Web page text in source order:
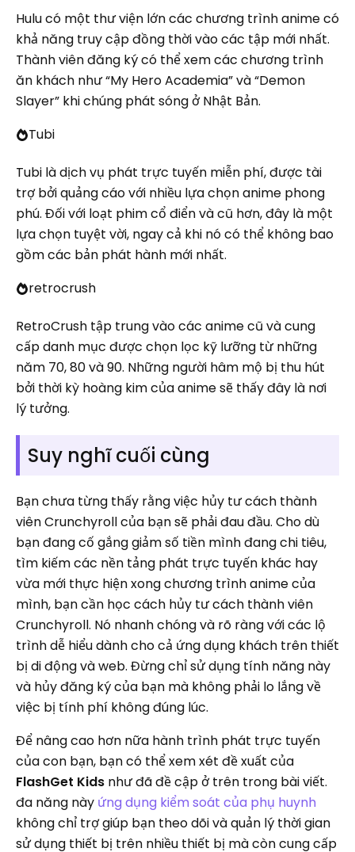
Hulu có một thư viện lớn các chương trình anime có
khả năng truy cập đồng thời vào các tập mới nhất.
Thành viên đăng ký có thể xem các chương trình
ăn khách như “My Hero Academia” và “Demon
Slayer” khi chúng phát sóng ở Nhật Bản.
Tubi
Tubi là dịch vụ phát trực tuyến miễn phí, được tài
trợ bởi quảng cáo với nhiều lựa chọn anime phong
phú. Đối với loạt phim cổ điển và cũ hơn, đây là một
lựa chọn tuyệt vời, ngay cả khi nó có thể không bao
gồm các bản phát hành mới nhất.
retrocrush
RetroCrush tập trung vào các anime cũ và cung
cấp danh mục được chọn lọc kỹ lưỡng từ những
năm 70, 80 và 90. Những người hâm mộ bị thu hút
bởi thời kỳ hoàng kim của anime sẽ thấy đây là nơi
lý tưởng.
Suy nghĩ cuối cùng
Bạn chưa từng thấy rằng việc hủy tư cách thành
viên Crunchyroll của bạn sẽ phải đau đầu. Cho dù
bạn đang cố gắng giảm số tiền mình đang chi tiêu,
tìm kiếm các nền tảng phát trực tuyến khác hay
vừa mới thực hiện xong chương trình anime của
mình, bạn cần học cách hủy tư cách thành viên
Crunchyroll. Nó nhanh chóng và rõ ràng với các lộ
trình dễ hiểu dành cho cả ứng dụng khách trên thiết
bị di động và web. Đừng chỉ sử dụng tính năng này
và hủy đăng ký của bạn mà không phải lo lắng về
việc bị tính phí không đúng lúc.
Để nâng cao hơn nữa hành trình phát trực tuyến
của con bạn, bạn có thể xem xét đề xuất của
FlashGet Kids như đã đề cập ở trên trong bài viết.
đa năng này ứng dụng kiểm soát của phụ huynh
không chỉ trợ giúp bạn theo dõi và quản lý thời gian
sử dụng thiết bị trên nhiều thiết bị mà còn cung cấp